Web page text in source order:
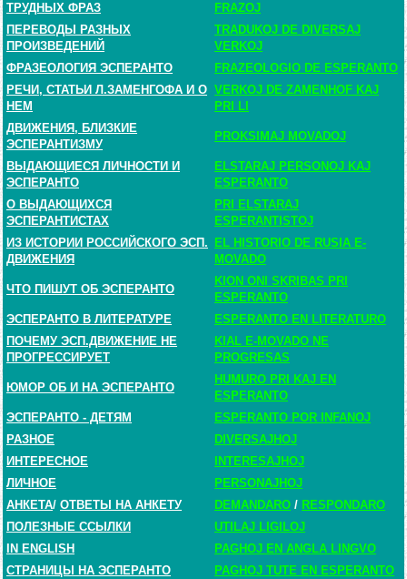
ТРУДНЫХ ФРАЗ
FRAZOJ
ПЕРЕВОДЫ РАЗНЫХ
ПРОИЗВЕДЕНИЙ
TRADUKOJ DE DIVERSAJ
VERKOJ
ФРАЗЕОЛОГИЯ ЭСПЕРАНТО
FRAZEOLOGIO DE ESPERANTO
РЕЧИ, СТАТЬИ Л.ЗАМЕНГОФА И О
НЕМ
VERKOJ DE ZAMENHOF KAJ
PRI LI
ДВИЖЕНИЯ, БЛИЗКИЕ
ЭСПЕРАНТИЗМУ
PROKSIMAJ MOVADOJ
ВЫДАЮЩИЕСЯ ЛИЧНОСТИ И
ЭСПЕРАНТО
ELSTARAJ PERSONOJ KAJ
ESPERANTO
О ВЫДАЮЩИХСЯ
ЭСПЕРАНТИСТАХ
PRI ELSTARAJ
ESPERANTISTOJ
ИЗ ИСТОРИИ РОССИЙСКОГО ЭСП.
ДВИЖЕНИЯ
EL HISTORIO DE RUSIA E-
MOVADO
ЧТО ПИШУТ ОБ ЭСПЕРАНТО
KION ONI SKRIBAS PRI
ESPERANTO
ЭСПЕРАНТО В ЛИТЕРАТУРЕ
ESPERANTO EN LITERATURO
ПОЧЕМУ ЭСП.ДВИЖЕНИЕ НЕ
ПРОГРЕССИРУЕТ
KIAL E-MOVADO NE
PROGRESAS
ЮМОР ОБ И НА ЭСПЕРАНТО
HUMURO PRI KAJ EN
ESPERANTO
ЭСПЕРАНТО - ДЕТЯМ
ESPERANTO POR INFANOJ
РАЗНОЕ
DIVERSAJHOJ
ИНТЕРЕСНОЕ
INTERESAJHOJ
ЛИЧНОЕ
PERSONAJHOJ
АНКЕТА/ ОТВЕТЫ НА АНКЕТУ DEMANDARO / RESPONDARO
ПОЛЕЗНЫЕ ССЫЛКИ
UTILAJ LIGILOJ
IN ENGLISH
PAGHOJ EN ANGLA LINGVO
СТРАНИЦЫ НА ЭСПЕРАНТО
PAGHOJ TUTE EN ESPERANTO